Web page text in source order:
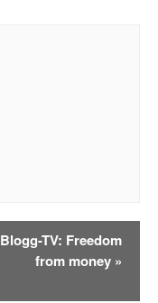
Blogg-TV: Freedom
from money »